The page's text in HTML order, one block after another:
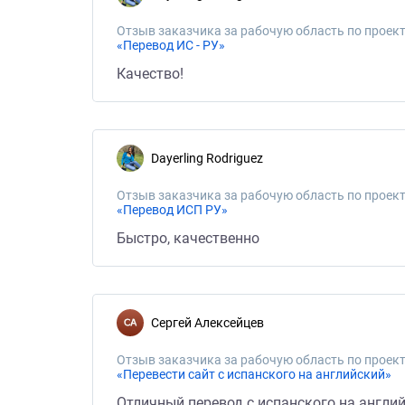
Отзыв заказчика за рабочую область по
«Перевод ИС - РУ»
Качество!
Dayerling Rodriguez
Отзыв заказчика за рабочую область по
«Перевод ИСП РУ»
Быстро, качественно
Сергей Алексейцев
Отзыв заказчика за рабочую область по
«Перевести сайт с испанского на английский»